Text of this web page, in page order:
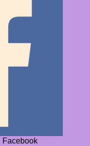
Facebook